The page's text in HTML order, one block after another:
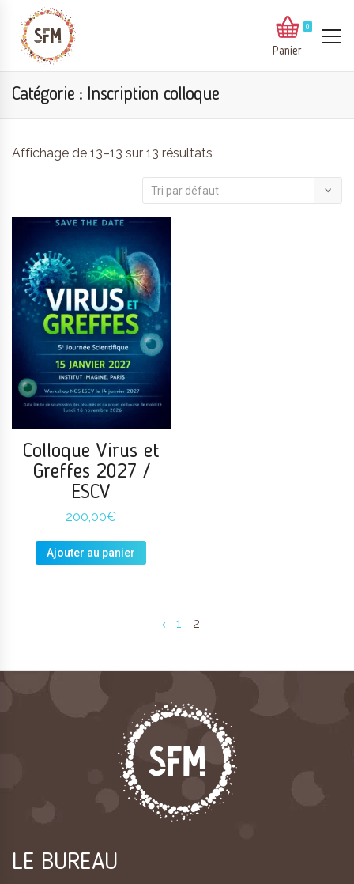
0
Panier
Catégorie : Inscription colloque
Affichage de 13–13 sur 13 résultats
Colloque Virus et
Greffes 2027 /
ESCV
200,00€
Ajouter au panier
1 2
LE BUREAU